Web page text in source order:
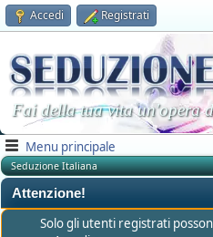
Accedi Registrati
Fai della tua vita un'opera
Menu principale
Seduzione Italiana
Attenzione!
Solo gli utenti registrati